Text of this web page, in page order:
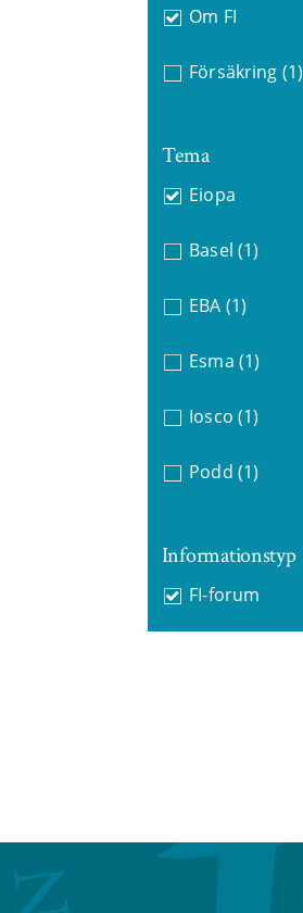
Om FI
Försäkring (1)
Tema
Eiopa
Basel (1)
EBA (1)
Esma (1)
Iosco (1)
Podd (1)
Informationstyp
FI-forum